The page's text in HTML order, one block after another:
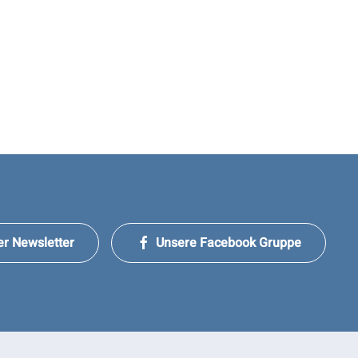
Newsletter Unsere Facebook Gruppe